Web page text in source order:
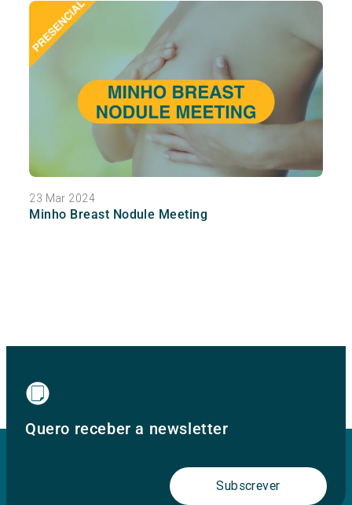
23 Mar 2024
Minho Breast Nodule Meeting
Quero receber a newsletter
Subscrever